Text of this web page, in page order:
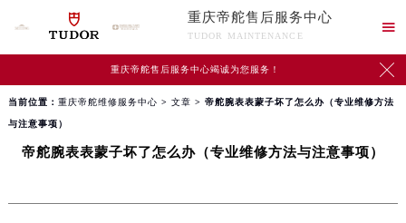
重庆帝舵售后服务中心
TUDOR MAINTENANCE

重庆帝舵售后服务中心竭诚为您服务！ 
当前位置： 重庆帝舵维修服务中心 > 文章 > 帝舵腕表表蒙子坏了怎么办（专业维修方法
与注意事项）
帝舵腕表表蒙子坏了怎么办（专业维修方法与注意事项）